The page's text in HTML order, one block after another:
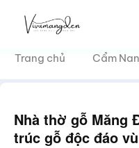
dungTrang chủ Cẩm
Nhà thờ gỗ Măng
trúc gỗ độc đáo